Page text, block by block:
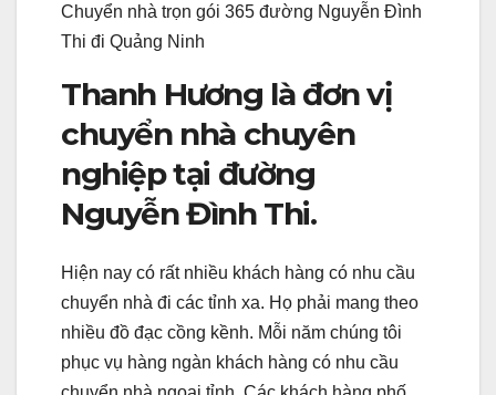
Chuyển nhà trọn gói 365 đường Nguyễn Đình
Thi đi Quảng Ninh
Thanh Hương là đơn vị
chuyển nhà chuyên
nghiệp tại đường
Nguyễn Đình Thi.
Hiện nay có rất nhiều khách hàng có nhu cầu
chuyển nhà đi các tỉnh xa. Họ phải mang theo
nhiều đồ đạc cồng kềnh. Mỗi năm chúng tôi
phục vụ hàng ngàn khách hàng có nhu cầu